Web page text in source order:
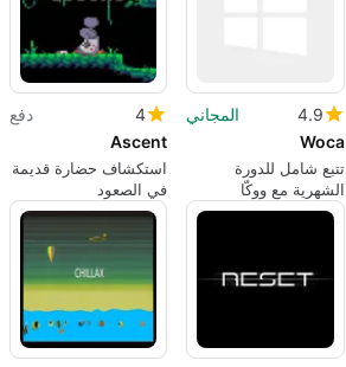
4.9
المجاني
Woca
تتبع شامل للدورة
الشهرية مع ووكّا
4
دفع
Ascent
استكشاف حضارة قديمة
في الصعود